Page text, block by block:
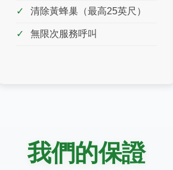
清除黃蜂巢（最高25英尺）
無限次服務呼叫
我們的保證